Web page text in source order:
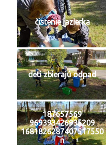
čistenie jazierka
deti zbierajú odpad
187657569
969393426935209
1681826287407517550
n